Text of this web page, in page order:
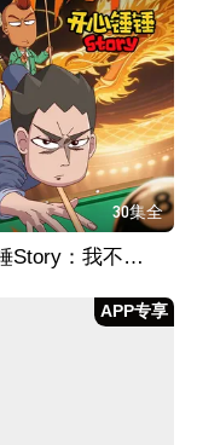
30集全
开心锤锤Story：我不是杆神
APP专享